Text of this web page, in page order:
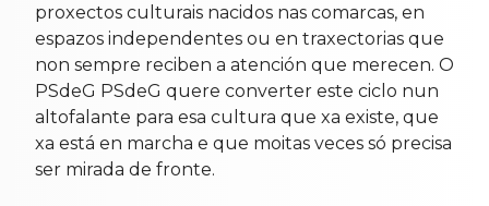
proxectos culturais nacidos nas comarcas, en
espazos independentes ou en traxectorias que
non sempre reciben a atención que merecen. O
PSdeG PSdeG quere converter este ciclo nun
altofalante para esa cultura que xa existe, que
xa está en marcha e que moitas veces só precisa
ser mirada de fronte.